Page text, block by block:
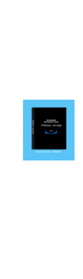
DODAJ
DO
KOSZYKA
SZCZEGÓŁY